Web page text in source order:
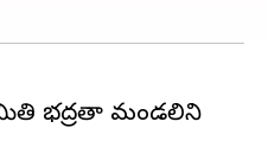
భద్రతా మండలిని